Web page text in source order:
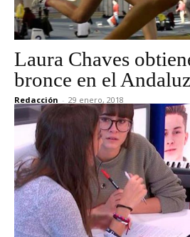
Laura Chaves
bronce en el
Redacción - 29 enero, 2018